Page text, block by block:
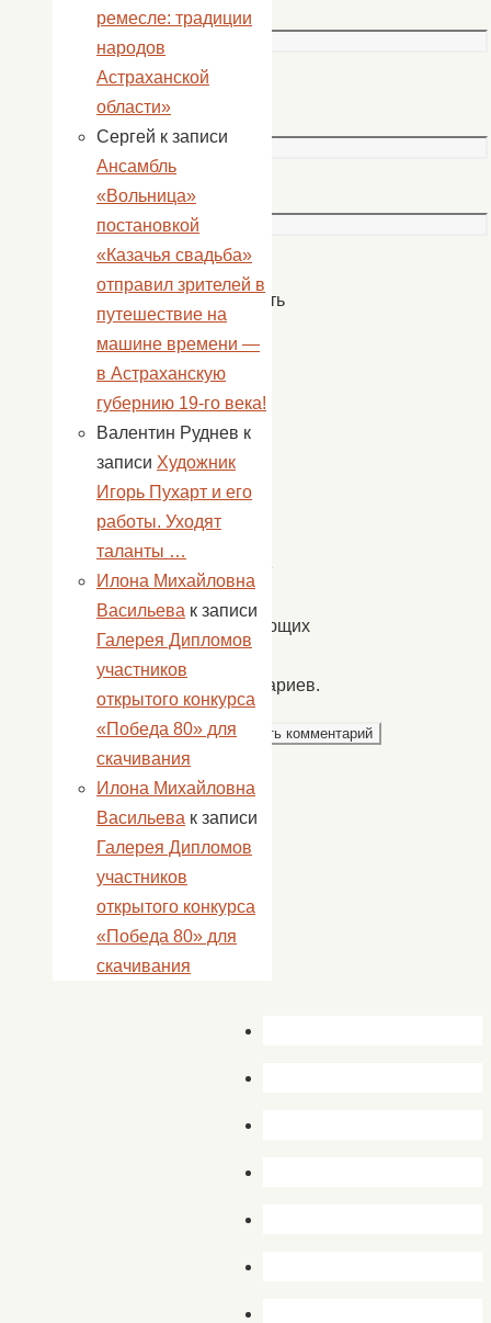
*
Email
Сохранить
email
адрес
этом
браузере
последующих
комментариев.
ремесле: традиции
народов
Астраханской
области»
Сергей к записи
Ансамбль
«Вольница»
постановкой
«Казачья свадьба»
отправил зрителей в
путешествие на
машине времени —
в Астраханскую
губернию 19-го века!
Валентин Руднев к
записи Художник
Игорь Пухарт и его
работы. Уходят
таланты …
Илона Михайловна
Васильева к записи
Галерея Дипломов
участников
открытого конкурса
«Победа 80» для
скачивания
Илона Михайловна
Васильева к записи
Галерея Дипломов
участников
открытого конкурса
«Победа 80» для
скачивания